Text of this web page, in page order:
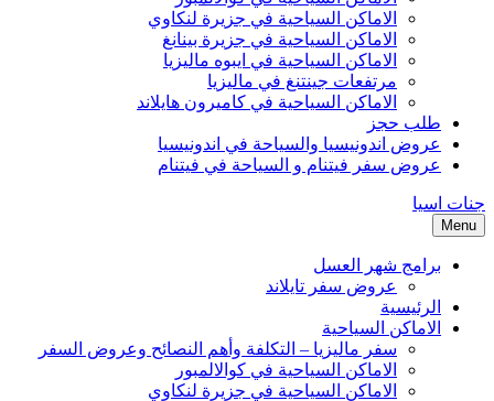
الاماكن السياحية في جزيرة لنكاوي
الاماكن السياحية في جزيرة بينانغ
الاماكن السياحية في ايبوه ماليزيا
مرتفعات جينتنغ في ماليزيا
الاماكن السياحية في كاميرون هايلاند
طلب حجز
عروض اندونيسيا والسياحة في اندونيسيا
عروض سفر فيتنام و السياحة في فيتنام
جنات اسيا
Menu
برامج شهر العسل
عروض سفر تايلاند
الرئيسية
الاماكن السياحية
سفر ماليزيا – التكلفة وأهم النصائح وعروض السفر
الاماكن السياحية في كوالالمبور
الاماكن السياحية في جزيرة لنكاوي